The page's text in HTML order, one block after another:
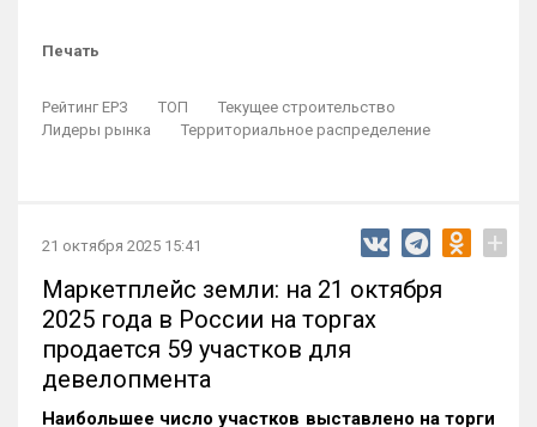
Печать
Рейтинг ЕРЗ ТОП
Текущее строительство
Лидеры рынка
Территориальное распределение
21 октября 2025 15:41 +
Маркетплейс земли: на 21 октября
2025 года в России на торгах
продается 59 участков для
девелопмента
Наибольшее число участков выставлено на торги